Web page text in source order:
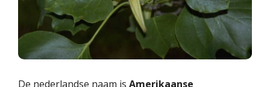
De nederlandse naam is Amerikaanse